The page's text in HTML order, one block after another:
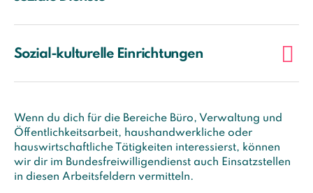
Sozial-kulturelle Einrichtungen
Wenn du dich für die Bereiche Büro, Verwaltung und
Öffentlichkeitsarbeit, haushandwerkliche oder
hauswirtschaftliche Tätigkeiten interessierst, können
wir dir im Bundesfreiwilligendienst auch Einsatzstellen
in diesen Arbeitsfeldern vermitteln.